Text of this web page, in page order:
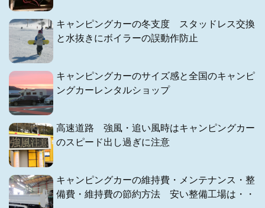
キャンピングカーの冬支度 スタッドレス交換
と水抜きにボイラーの誤動作防止
キャンピングカーのサイズ感と全国のキャンピ
ングカーレンタルショップ
高速道路 強風・追い風時はキャンピングカー
のスピード出し過ぎに注意
キャンピングカーの維持費・メンテナンス・整
備費・維持費の節約方法 安い整備工場は・・